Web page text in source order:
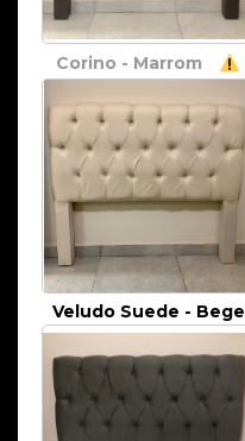
Corino - Marrom
Veludo Suede - Bege